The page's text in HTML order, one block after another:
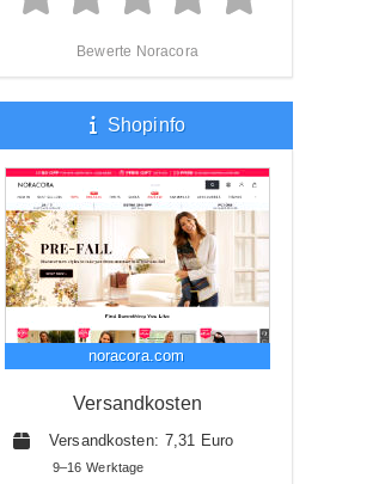
Bewerte Noracora
Shopinfo
noracora.com
Versandkosten
Versandkosten: 7,31 Euro
9–16 Werktage